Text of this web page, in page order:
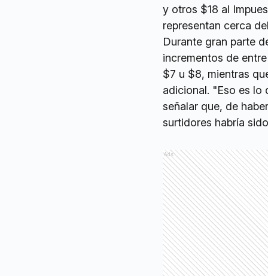
y otros $18 al
representan cerca
Durante gran parte
incrementos de
$7 u $8, mientras
adicional. "Eso es lo
señalar que, de
surtidores habría
Ads